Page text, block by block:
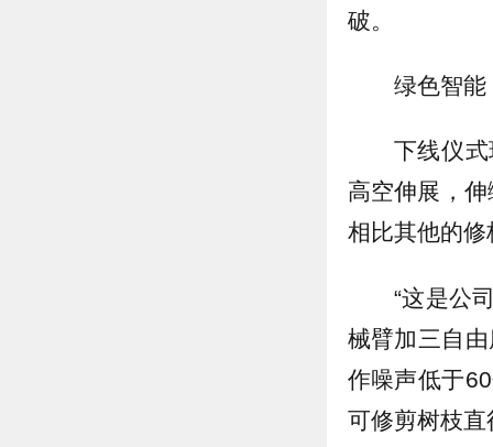
破。
绿色智能
下线仪
高空伸展，
相比其他的
“这是公
械臂加三自
作噪声低于
可修剪树枝